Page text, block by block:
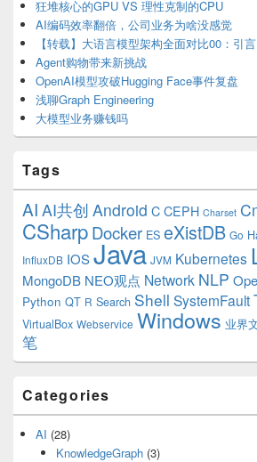
狂堆核心的GPU VS 理性克制的CPU
AI编码效率翻倍，公司业务为啥没感觉
【转载】大语言模型架构全面对比00：引言
Agent购物带来新挑战
OpenAI模型攻破Hugging Face事件复盘
浅聊Graph Engineering
大模型业务赚钱吗
Tags
AI AI共创 Android C CEPH Charset
CSharpDocker ES eXistDB Go
InfluxDB IOSJava JVM Kubernetes
MongoDB NEO观点 Network NLP
Python QT R Search Shell SystemFault
VirtualBox Webservice Windows 业界
笔
Categories
AI (28)
KnowledgeGraph(3)